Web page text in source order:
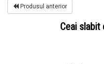
Produsul anterior
Ceai slabit